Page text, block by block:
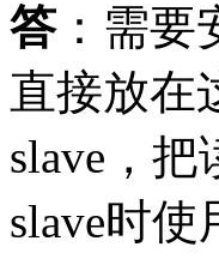
答：需要
直接放在
slave，把
slave时使